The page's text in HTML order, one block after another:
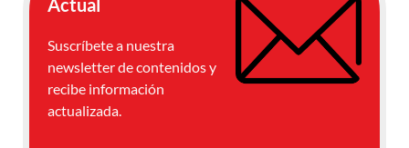
Suscríbete a nuestra
newsletter de contenidos y
recibe información
actualizada.